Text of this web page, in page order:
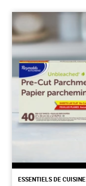
ESSENTIELS DE CUISINE